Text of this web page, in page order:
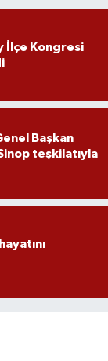
İlçe Kongresi
Başkan
Sinop teşkilatıyla